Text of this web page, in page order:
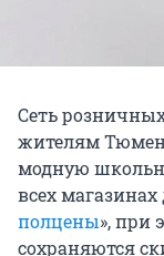
Сеть
жителям
модную
всех магазинах
полцены», при
сохраняются